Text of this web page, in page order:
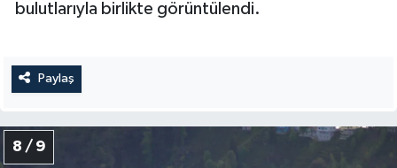
bulutlarıyla birlikte görüntülendi.
Paylaş
8 / 9